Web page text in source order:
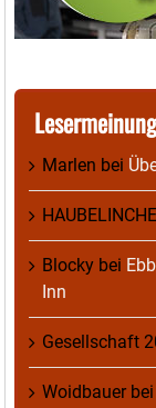
Lesermeinung
Marlen bei
Blocky bei
Inn
Gesellschaft
Woidbauerbei